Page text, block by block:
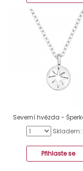
Skladem::
Přihlaste se